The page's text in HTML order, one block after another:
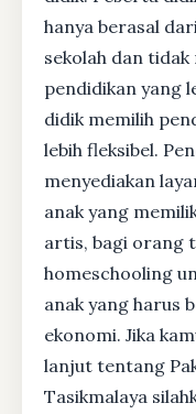
hanya berasal
sekolah dan
pendidikan yang
didik memilih
lebih fleksibel.
menyediakan
anak yang
artis, bagi orang
homeschooling
anak yang harus
ekonomi. Jika
lanjut tentang
Tasikmalaya